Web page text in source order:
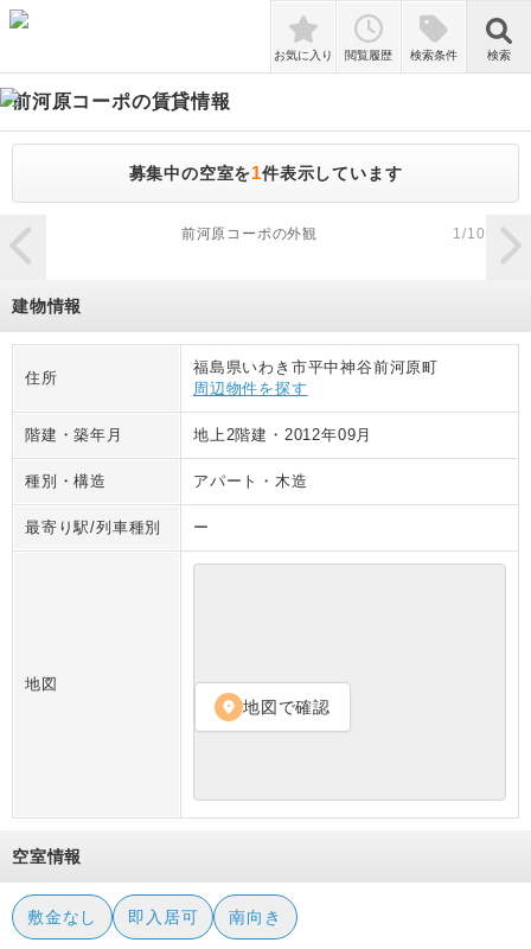
検索
お気に入り 閲覧履歴 検索条件 検索
前河原コーポの賃貸情報
募集中の空室を1件表示しています
zoom_in
前河原コーポの外観 1/10
建物情報
住所
福島県いわき市平中神谷前河原町
周辺物件を探す
階建・築年月 地上2階建 ・ 2012年09月
種別・構造 アパート ・ 木造
最寄り駅/列車種別 ー
地図
location_on 地図で確認
空室情報
敷金なし 即入居可 南向き